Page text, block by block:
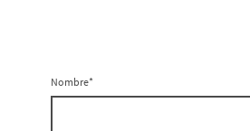
Nombre*